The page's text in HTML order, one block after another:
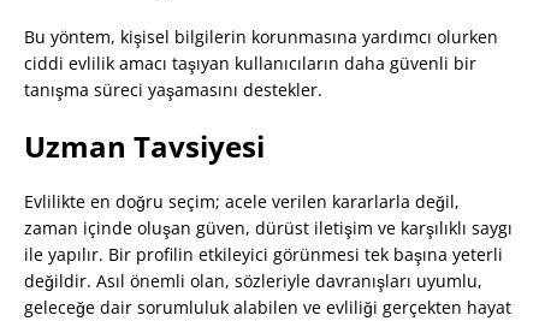
Bu yöntem, kişisel bilgilerin korunmasına yardımcı olurken
ciddi evlilik amacı taşıyan kullanıcıların daha güvenli bir
tanışma süreci yaşamasını destekler.
Uzman Tavsiyesi
Evlilikte en doğru seçim; acele verilen kararlarla değil,
zaman içinde oluşan güven, dürüst iletişim ve karşılıklı saygı
ile yapılır. Bir profilin etkileyici görünmesi tek başına yeterli
değildir. Asıl önemli olan, sözleriyle davranışları uyumlu,
geleceğe dair sorumluluk alabilen ve evliliği gerçekten hayat